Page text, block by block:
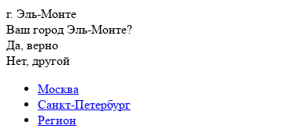
г. Эль-Монте
Ваш город Эль-Монте?
Да, верно
Нет, другой
Москва
Санкт-Петербург
Регион